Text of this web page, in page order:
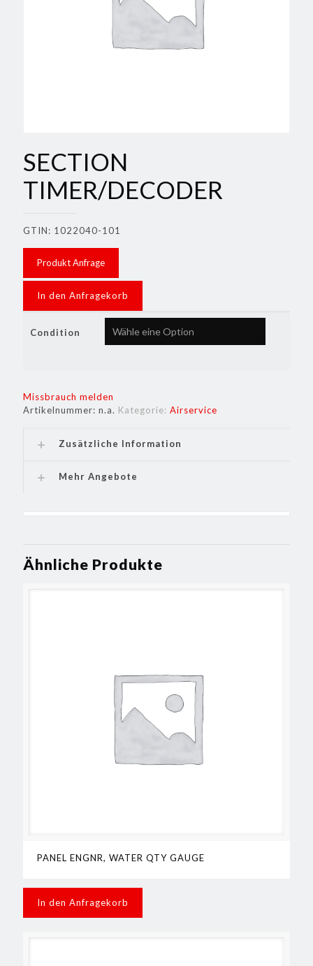
SECTION
TIMER/DECODER
GTIN: 1022040-101
Produkt Anfrage
In den Anfragekorb
Condition
Missbrauch melden
Artikelnummer: n.a. Kategorie: Airservice
Zusätzliche Information
Mehr Angebote
Ähnliche Produkte
PANEL ENGNR, WATER QTY GAUGE
In den Anfragekorb